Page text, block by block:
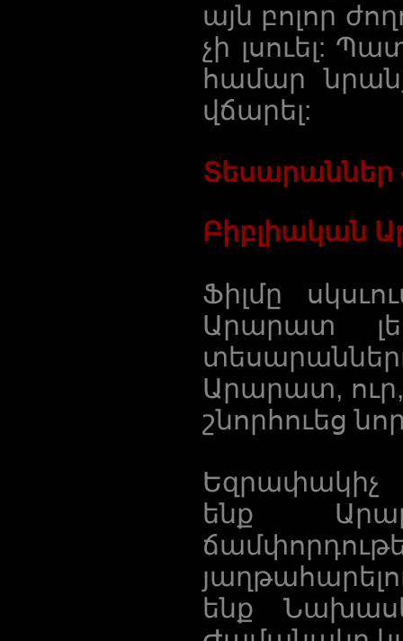
այն բոլոր
չի լսուել:
համար
վճարել:
Տեսարաններ
Բիբլիական
Ֆիլմը
Արարատ
Արարատ,
շնորհուեց
Եզրափակիչ
ենք
ենք